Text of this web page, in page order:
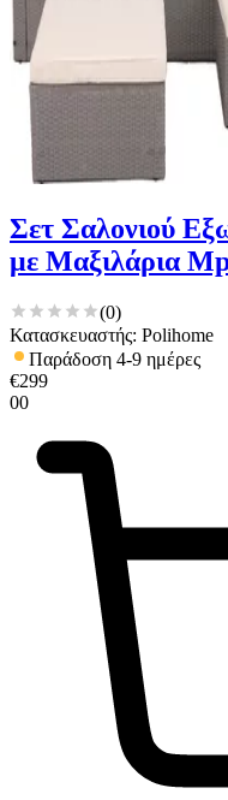
Σετ Σαλονιού
με Μαξιλάρια
(0)
Κατασκευαστής: Polihome
Παράδοση 4-9 ημέρες
€299
00